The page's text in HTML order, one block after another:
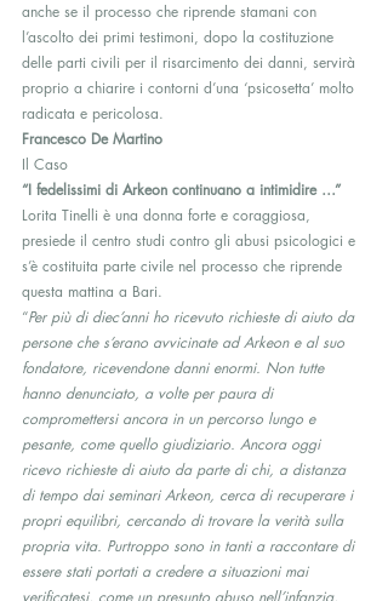
anche se il processo che riprende stamani con
l’ascolto dei primi testimoni, dopo la costituzione
delle parti civili per il risarcimento dei danni, servirà
proprio a chiarire i contorni d’una ‘psicosetta’ molto
radicata e pericolosa.
Francesco De Martino
Il Caso
“I fedelissimi di Arkeon continuano a intimidire …”
Lorita Tinelli è una donna forte e coraggiosa,
presiede il centro studi contro gli abusi psicologici e
s’è costituita parte civile nel processo che riprende
questa mattina a Bari.
“Per più di diec’anni ho ricevuto richieste di aiuto da
persone che s’erano avvicinate ad Arkeon e al suo
fondatore, ricevendone danni enormi. Non tutte
hanno denunciato, a volte per paura di
compromettersi ancora in un percorso lungo e
pesante, come quello giudiziario. Ancora oggi
ricevo richieste di aiuto da parte di chi, a distanza
di tempo dai seminari Arkeon, cerca di recuperare i
propri equilibri, cercando di trovare la verità sulla
propria vita. Purtroppo sono in tanti a raccontare di
essere stati portati a credere a situazioni mai